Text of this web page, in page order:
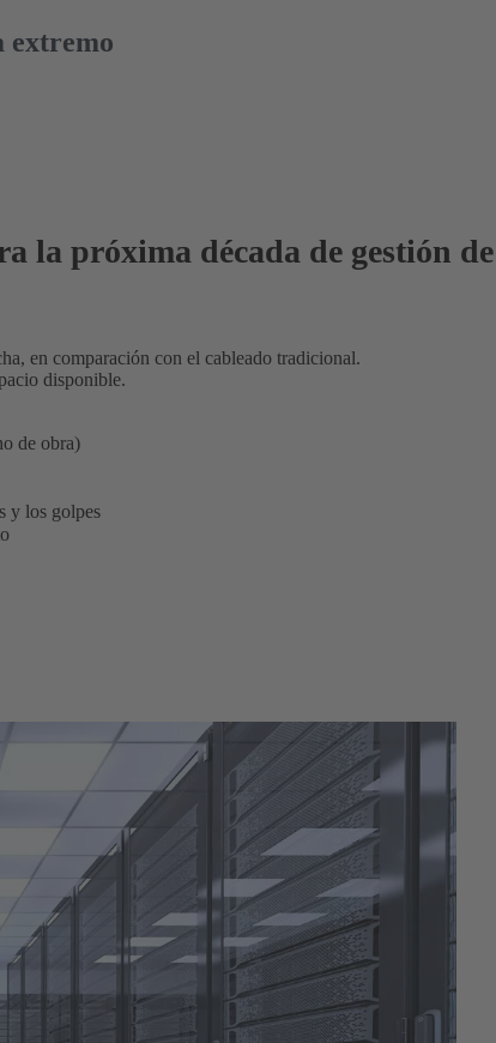
extremo
la próxima década de gestión de
en comparación con el cableado tradicional.
disponible.
de obra)
y los golpes